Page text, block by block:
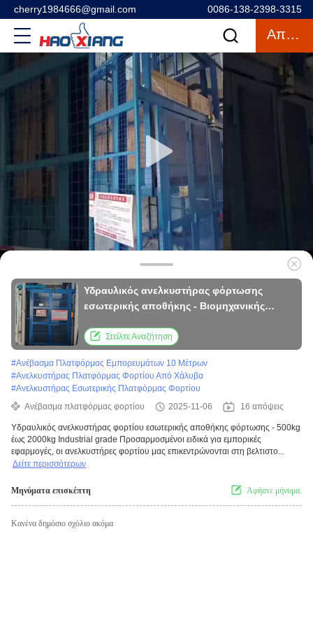
cherry1984666@gmail.com 0086-138-2398-3315
Απόσπασμα
Υδραυλικός ανελκυστήρας φόρτωσης
εσωτερικής αποθήκης - Βιομηχανικής
Στείλτε Αναζήτηση
#Ανέβασμα Πλατφόρμας Εμπορευμάτων 10 Μέτρων
#Ανελκυστήρας Πλατφόρμας Φορτίου Από Χάλυβα
#Ανελκυστήρας Εσωτερικής Πλατφόρμας Φορτίου
Ανέβασμα πλατφόρμας φορτίου
2025-11-06 16 απόψεις
Υδραυλικός ανελκυστήρας φορτίου εσωτερικής αποθήκης φόρτωσης - 500kg
έως 2000kg Industrial grade Προσαρμοσμένοι ειδικά για εμπορικές
εφαρμογές, οι ανελκυστήρες φορτίου μας επικεντρώνονται στη βελτιστο...
Δείτε περισσότερων
Μηνύματα επισκέπτη Αφήστε μήνυμα.
Κανένα δημόσιο σχόλιο ακόμα